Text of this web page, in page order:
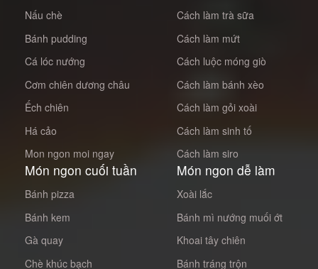
Nấu chè
Bánh pudding
Cá lóc nướng
Cơm chiên dương châu
Ếch chiên
Há cảo
Mon ngon moi ngay
Cách làm trà sữa
Cách làm mứt
Cách luộc móng giò
Cách làm bánh xèo
Cách làm gỏi xoài
Cách làm sinh tố
Cách làm siro
Món ngon cuối tuần
Bánh pizza
Bánh kem
Gà quay
Chè khúc bạch
Món ngon dễ làm
Xoài lắc
Bánh mì nướng muối ớt
Khoai tây chiên
Bánh tráng trộn